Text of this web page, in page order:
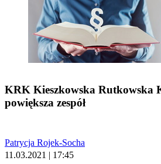
KRK Kieszkowska Rutkowska
powiększa zespół
Patrycja Rojek-Socha
11.03.2021 | 17:45